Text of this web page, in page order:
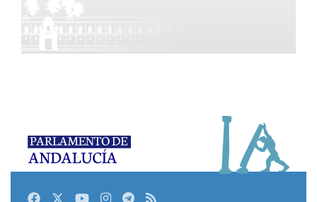
FacebookTwitterYoutubeInstagram
Telegram
RSS